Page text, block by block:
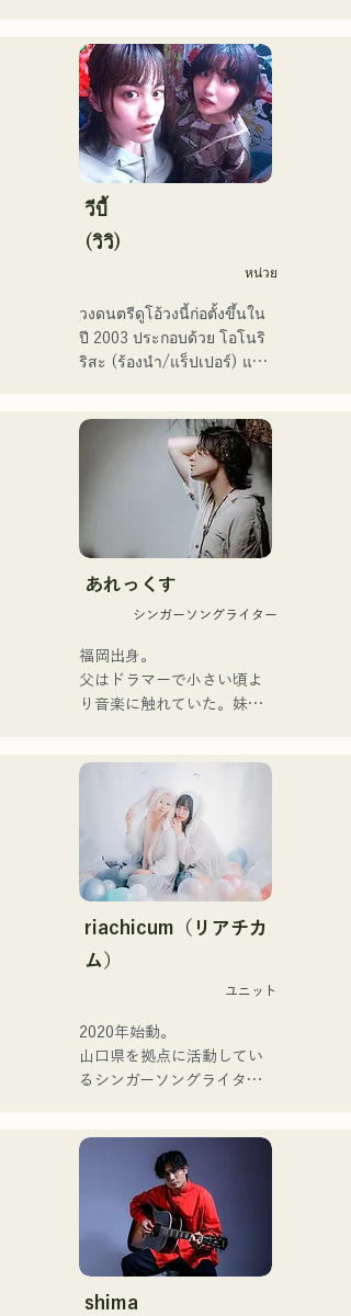
โตเกียว โดยมีเป้าหมายที่จะ
แสดงในศึกเพลงแดงและขาว
พวกเขามียอดวิวบนโซเชียลมี
เดียมากกว่า 3.5 ล้านครั้ง
และมีผู้ติดตามมากกว่า
119,000 คน!
นอกจากนี้ พวกเขายังได้รับ
เลือกให้ร้องเพลงธีมการ
แข่งขันเบสบอลระดับมัธยม
ปลาย All Japan ครั้งที่ 106
ในปี 2024 โดยเป็นตัวแทน
ของ J:COM ฟุกุโอกะ คุมาโม
โตะ และชิโมโนเซกิ ทำให้
พวกเขาเป็นวงที่น่าจับตามอง
วีบี้
(วิวิ)
หน่วย
วงดนตรีดูโอ้วงนี้ก่อตั้งขึ้นใน
ปี 2003 ประกอบด้วย โอโนริ
ริสะ (ร้องนำ/แร็ปเปอร์) และ
ข้อความที่ตรงไปตรงมาแต่
ทรงพลังเข้ากับมุมมองโลกที่
อ่อนโยน และเสียงร้องที่
อบอุ่นแต่ทรงพลัง ซึ่งสามารถ
สัมผัสหัวใจของผู้ฟังได้อย่าง
นุ่มนวล
แรก "Zatsuni Tamede" เมื่อ
วันที่ 23 มกราคม 2025
พวกเขานำเสนอเพลงใน
เรียงแบบวงดนตรี
พวกเขาได้รับการสนับสนุน
ในการบันทึกเสียงและการ
แสดงสดโดย โชโย
(คีย์บอร์ด/กีตาร์) จาก
Zigzaguzu, ไทเซ (กลอง)
อดีตสมาชิกวง meow, ยูยะ ซู
เอฮิโร (กีตาร์) จาก the
perfect me และ เอส0. (แบนั
[ซิงเกิลใหม่]
เพลงใหม่ของพวกเขา "The
จำหน่ายในวันที่ 25 มิถุนายน
あれっくす
シンガーソングライター
福岡出身。
父はドラマーで小さい頃よ
り音楽に触れていた。妹
家族で音楽を楽しむミュー
ジックファミリー。
10代後半にアメリカへ4年
半留学。
現在はLOVE FMの"music
×serendipity"でラジオDJを
務める。
デルやタレントとしても活
躍中。世界的有名なオーデ
ゴットタレント」で日本人
の芸人史上初のゴールデン
ブザーを獲得し、その後ス
もゴールデンブザーを獲得
した、ノボせもんなべの応
援歌「ゴールデンブザー」
や、アメリカ留学時代の心
友とコライトした本格的カ
ントリーソング「Life Goes
それらの楽曲を揃えた自身
riachicum（リアチカ
ム）
ユニット
2020年始動。
山口県を拠点に活動してい
るシンガーソングライター
ユニット
コロナ禍に入り、音楽で山
口県を盛り上げたいという
思いからユニットを始動。
当初は動画配信サイトでの
活動のみだったが、2020年
12月より、山口県の地元イ
shima